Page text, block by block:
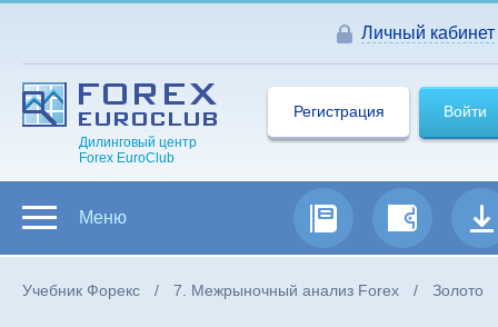
Личный кабинет
Дилинговый центр
Forex EuroClub
Войти
Регистрация
Меню
Учебник Форекс 7. Межрыночный анализ Forex Золото